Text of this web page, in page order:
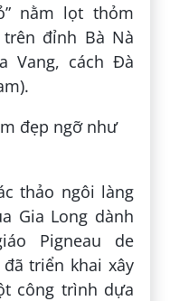
nằm lọt thỏm
đỉnh Bà Nà
Vang, cách Đà
thảo ngôi làng
Gia Long dành
Pigneau de
triển khai xây
công trình dựa